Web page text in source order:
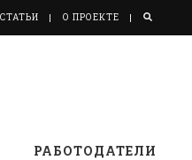
О ПРОЕКТЕ
РАБОТОДАТЕЛИ